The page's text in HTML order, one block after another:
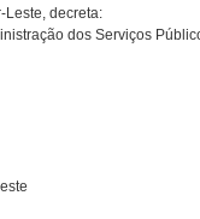
Leste, decreta:
dos Serviços